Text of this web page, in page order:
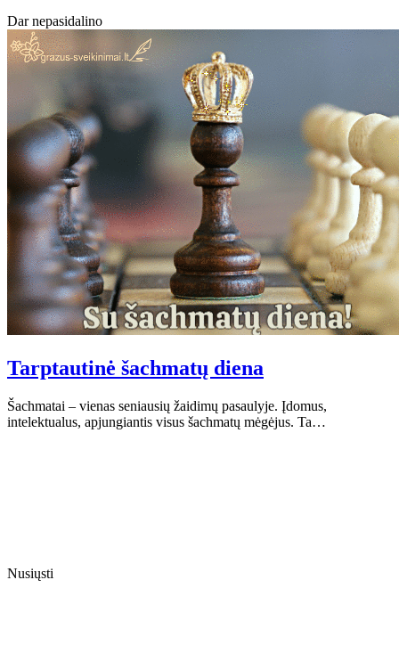
Dar nepasidalino
Tarptautinė šachmatų diena
Šachmatai – vienas seniausių žaidimų pasaulyje. Įdomus,
intelektualus, apjungiantis visus šachmatų mėgėjus. Ta…
Nusiųsti